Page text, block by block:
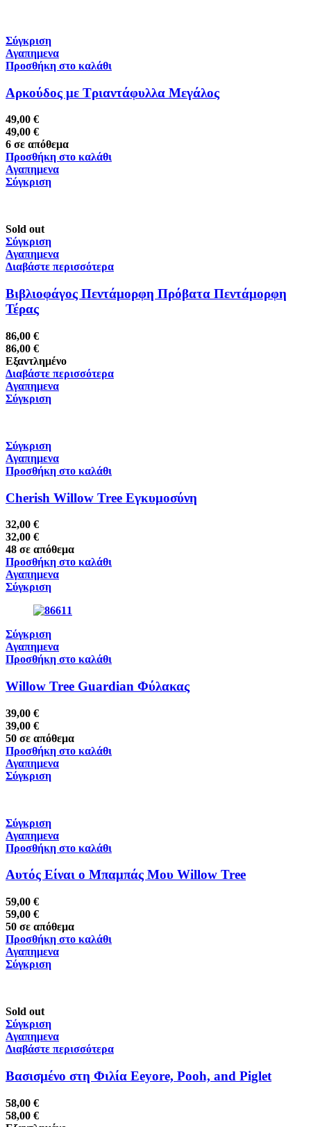
Σύγκριση
Αγαπημενα
Προσθήκη στο καλάθι
Aρκούδος με Τριαντάφυλλα Μεγάλος
49,00 €
49,00 €
6 σε απόθεμα
Προσθήκη στο καλάθι
Αγαπημενα
Σύγκριση
Sold out
Σύγκριση
Αγαπημενα
Διαβάστε περισσότερα
Bιβλιοφάγος Πεντάμορφη Πρόβατα Πεντάμορφη
Τέρας
86,00 €
86,00 €
Εξαντλημένο
Διαβάστε περισσότερα
Αγαπημενα
Σύγκριση
Σύγκριση
Αγαπημενα
Προσθήκη στο καλάθι
Cherish Willow Tree Εγκυμοσύνη
32,00 €
32,00 €
48 σε απόθεμα
Προσθήκη στο καλάθι
Αγαπημενα
Σύγκριση
Σύγκριση
Αγαπημενα
Προσθήκη στο καλάθι
Willow Tree Guardian Φύλακας
39,00 €
39,00 €
50 σε απόθεμα
Προσθήκη στο καλάθι
Αγαπημενα
Σύγκριση
Σύγκριση
Αγαπημενα
Προσθήκη στο καλάθι
Αυτός Είναι ο Μπαμπάς Μου Willow Tree
59,00 €
59,00 €
50 σε απόθεμα
Προσθήκη στο καλάθι
Αγαπημενα
Σύγκριση
Sold out
Σύγκριση
Αγαπημενα
Διαβάστε περισσότερα
Βασισμένο στη Φιλία Eeyore, Pooh, and Piglet
58,00 €
58,00 €